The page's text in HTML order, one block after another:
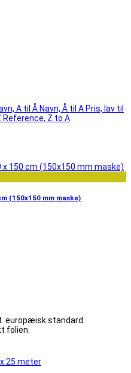
A til Å Navn, Å til A Pris, lav til
Reference, Z to A
(150x150 mm maske)
europæisk standard
folien.